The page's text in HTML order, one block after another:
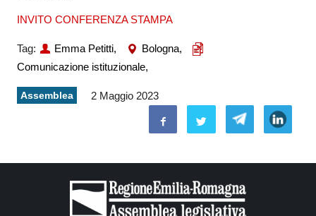
INVITO CONFERENZA STAMPA
Tag: Emma Petitti,
Bologna,
Comunicazione istituzionale,
Assemblea 2 Maggio 2023